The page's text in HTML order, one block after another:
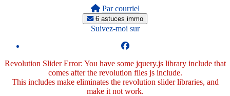
Par courriel
6 astuces immo
Suivez-moi sur
Revolution Slider Error: You have some jquery.js library include that
comes after the revolution files js include.
This includes make eliminates the revolution slider libraries, and
make it not work.